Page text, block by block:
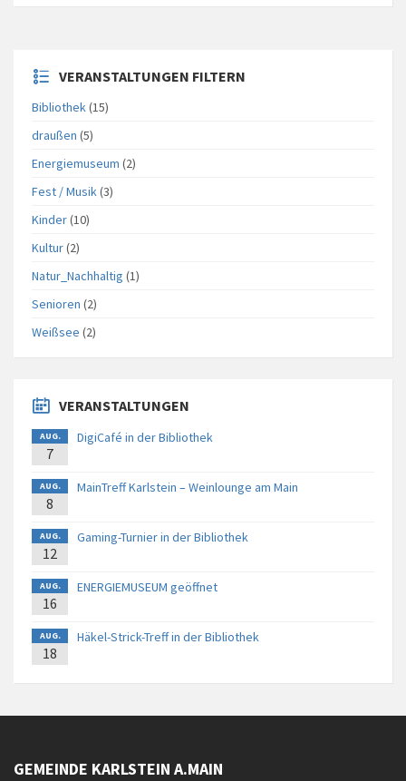
VERANSTALTUNGEN FILTERN
Bibliothek(15)
draußen (5)
Energiemuseum (2)
Fest / Musik(3)
Kinder(10)
Kultur(2)
Natur_Nachhaltig (1)
Senioren (2)
Weißsee (2)
VERANSTALTUNGEN
AUG.
7
DigiCafé in der Bibliothek
AUG.
8
MainTreff Karlstein – Weinlounge am Main
AUG.
12
Gaming-Turnier in der Bibliothek
AUG.
16
ENERGIEMUSEUM geöffnet
AUG.
18
Häkel-Strick-Treff in der Bibliothek
GEMEINDE KARLSTEIN A.MAIN